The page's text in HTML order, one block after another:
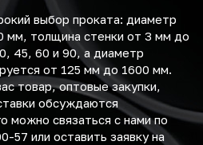
выбор проката: диаметр
мм, толщина стенки от 3 мм до
45, 60 и 90, а диаметр
от 125 мм до 1600 мм.
товар, оптовые закупки,
обсуждаются
можно связаться с нами по
57 или оставить заявку на